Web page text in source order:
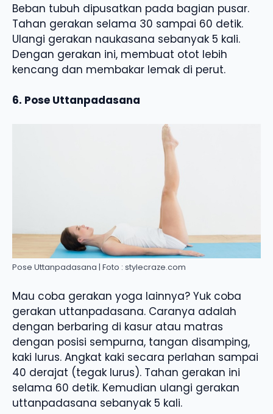
Beban tubuh dipusatkan pada bagian pusar.
Tahan gerakan selama 30 sampai 60 detik.
Ulangi gerakan naukasana sebanyak 5 kali.
Dengan gerakan ini, membuat otot lebih
kencang dan membakar lemak di perut.
6. Pose Uttanpadasana
Pose Uttanpadasana | Foto : stylecraze.com
Mau coba gerakan yoga lainnya? Yuk coba
gerakan uttanpadasana. Caranya adalah
dengan berbaring di kasur atau matras
dengan posisi sempurna, tangan disamping,
kaki lurus. Angkat kaki secara perlahan sampai
40 derajat (tegak lurus). Tahan gerakan ini
selama 60 detik. Kemudian ulangi gerakan
uttanpadasana sebanyak 5 kali.